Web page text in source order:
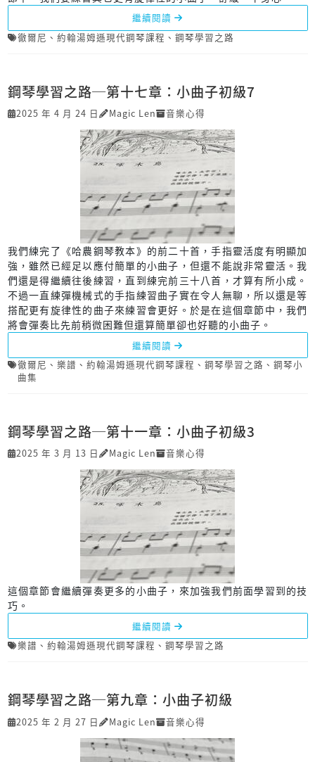
繼續閱讀
徹爾尼 、 約翰湯姆遜現代鋼琴課程 、 鋼琴學習之路
鋼琴學習之路─第十七章：小曲子初級7
2025 年 4 月 24 日 Magic Len 音樂心得
我們練完了《哈農鋼琴教本》的前二十首，手指靈活度有明顯加
強，雖然已經足以應付簡單的小曲子，但還不能說非常靈活。我
們還是得繼續往後練習，直到練完前三十八首，才算有所小成。
不過一直練彈機械式的手指練習曲子實在令人無聊，所以還是等
搭配更有旋律性的曲子來練習會更好。於是在這個章節中，我們
將會彈奏比先前稍微困難但還算簡單卻也好聽的小曲子。
繼續閱讀
徹爾尼 、 樂譜 、 約翰湯姆遜現代鋼琴課程 、 鋼琴學習之路 、 鋼琴小
曲集
鋼琴學習之路─第十一章：小曲子初級3
2025 年 3 月 13 日 Magic Len 音樂心得
這個章節會繼續彈奏更多的小曲子，來加強我們前面學習到的技
巧。
繼續閱讀
樂譜 、 約翰湯姆遜現代鋼琴課程 、 鋼琴學習之路
鋼琴學習之路─第九章：小曲子初級
2025 年 2 月 27 日 Magic Len 音樂心得